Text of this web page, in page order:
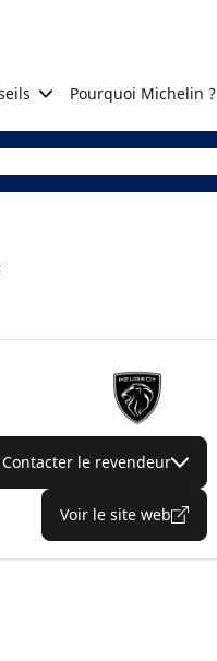
Pourquoi Michelin ?
Contacter le revendeur
Voir le site web